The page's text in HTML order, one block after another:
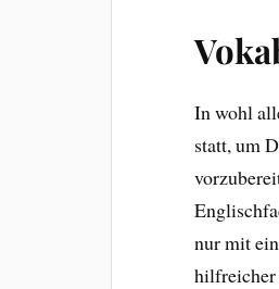
In wohl
statt, um
nur mit
hilfreicher